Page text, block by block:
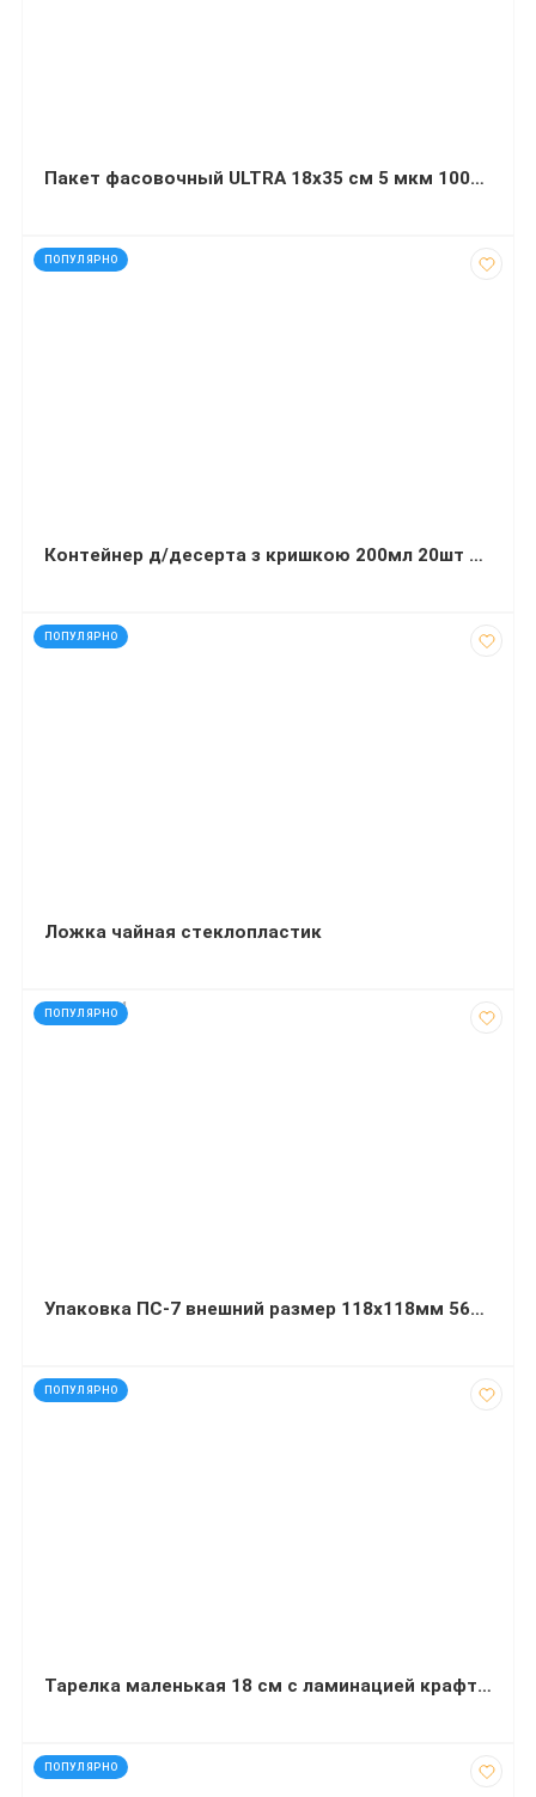
Пакет фасовочный ULTRA 18х35 см 5 мкм 1000 штук
ПОПУЛЯРНО
код: 12438
Контейнер д/десерта з кришкою 200мл 20шт Banket
ПОПУЛЯРНО
код: 30007
Ложка чайная стеклопластик
ПОПУЛЯРНО
код: 561574
Упаковка ПС-7 внешний размер 118х118мм 560 мл
ПОПУЛЯРНО
код: 21370
Тарелка маленькая 18 см с ламинацией крафт 50 штук
ПОПУЛЯРНО
код: 7139